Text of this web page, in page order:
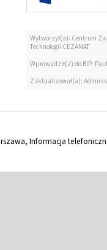
Wytworzył(a): Centrum
Technologii CEZAMAT
Wprowadził(a) do BIP:
Zaktualizował(a):
Informacja